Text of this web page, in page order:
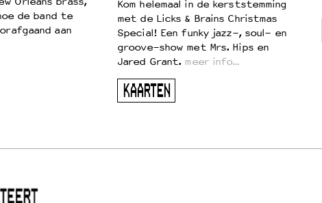
de band te
aan
Kom helemaal in de kerststemming
met de Licks & Brains Christmas
Special! Een funky jazz-, soul- en
groove-show met Mrs. Hips en
Jared Grant. meer info…
KAARTEN